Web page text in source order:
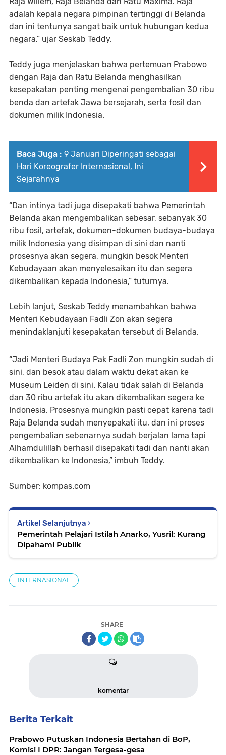
adalah kepala negara pimpinan tertinggi di Belanda
dan ini tentunya sangat baik untuk hubungan kedua
negara,” ujar Seskab Teddy.
Teddy juga menjelaskan bahwa pertemuan Prabowo
dengan Raja dan Ratu Belanda menghasilkan
kesepakatan penting mengenai pengembalian 30 ribu
benda dan artefak Jawa bersejarah, serta fosil dan
dokumen milik Indonesia.
Baca Juga : 9 Januari Diperingati sebagai
Hari Koreografer Internasional, Ini
Sejarahnya
“Dan intinya tadi juga disepakati bahwa Pemerintah
Belanda akan mengembalikan sebesar, sebanyak 30
ribu fosil, artefak, dokumen-dokumen budaya-budaya
milik Indonesia yang disimpan di sini dan nanti
prosesnya akan segera, mungkin besok Menteri
Kebudayaan akan menyelesaikan itu dan segera
dikembalikan kepada Indonesia,” tuturnya.
Lebih lanjut, Seskab Teddy menambahkan bahwa
Menteri Kebudayaan Fadli Zon akan segera
menindaklanjuti kesepakatan tersebut di Belanda.
“Jadi Menteri Budaya Pak Fadli Zon mungkin sudah di
sini, dan besok atau dalam waktu dekat akan ke
Museum Leiden di sini. Kalau tidak salah di Belanda
dan 30 ribu artefak itu akan dikembalikan segera ke
Indonesia. Prosesnya mungkin pasti cepat karena tadi
Raja Belanda sudah menyepakati itu, dan ini proses
pengembalian sebenarnya sudah berjalan lama tapi
Alhamdulillah berhasil disepakati tadi dan nanti akan
dikembalikan ke Indonesia,” imbuh Teddy.
Sumber: kompas.com
Artikel Selanjutnya
Pemerintah Pelajari Istilah Anarko, Yusril: Kurang
Dipahami Publik
INTERNASIONAL
SHARE
komentar
Berita Terkait
Prabowo Putuskan Indonesia Bertahan di BoP,
Komisi I DPR: Jangan Tergesa-gesa